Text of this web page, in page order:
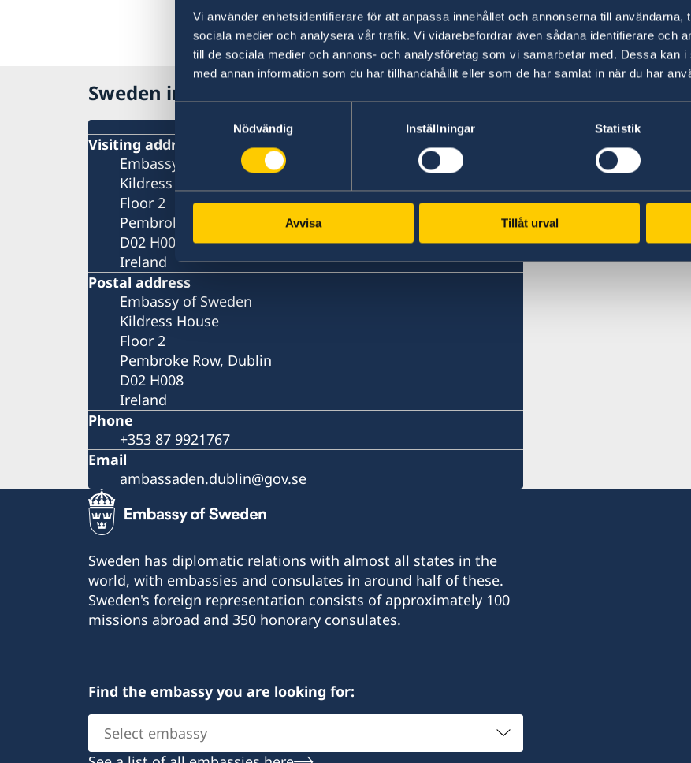
Vi använder enhetsidentifierare för att anpassa innehållet och annonserna till användarna,
sociala medier och analysera vår trafik. Vi vidarebefordrar även sådana identifierare och
till de sociala medier och annons- och analysföretag som vi samarbetar med. Dessa kan
med annan information som du har tillhandahållit eller som de har samlat in när du har
Nödvändig
Inställningar Statistik
Avvisa Tillåt urval
Last updated 25 Apr 2023, 10.54 AM
Sweden in Ireland
Visiting address
Embassy of Sweden
Kildress House
Floor 2
Pembroke Row, Dublin
D02 H008
Ireland
Postal address
Embassy of Sweden
Kildress House
Floor 2
Pembroke Row, Dublin
D02 H008
Ireland
Phone
+353 87 9921767
Email
ambassaden.dublin@gov.se
Sweden has diplomatic relations with almost all states in the
world, with embassies and consulates in around half of these.
Sweden's foreign representation consists of approximately 100
missions abroad and 350 honorary consulates.
Find the embassy you are looking for:
Select
embassy